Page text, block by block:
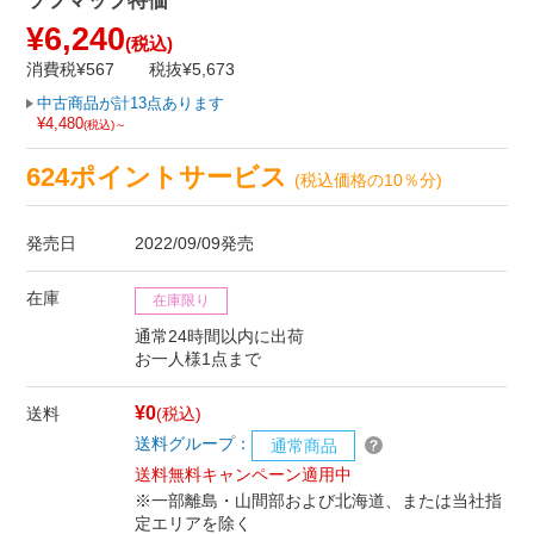
¥6,240(税込)
消費税¥567 税抜¥5,673
中古商品が計13点あります
¥4,480(税込)～
624ポイントサービス(税込価格の10％分)
発売日 2022/09/09発売
在庫 在庫限り
通常24時間以内に出荷
お一人様1点まで
送料 ¥0(税込)
送料グループ：
通常商品
送料無料キャンペーン適用中
※一部離島・山間部および北海道、または当社指
定エリアを除く